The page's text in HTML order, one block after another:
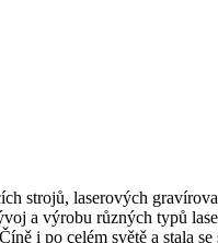
strojů, laserových
a výrobu různých typů
i po celém světě a stala